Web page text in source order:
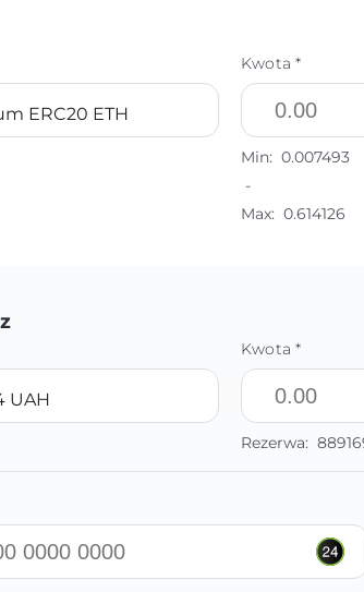
ERC20 ETH
Kwota *
Min: 0.007493
-
Max: 0.614126
UAH
Kwota *
Rezerwa: